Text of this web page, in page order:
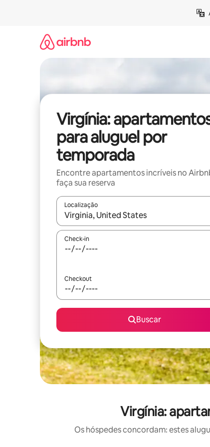
Virgínia:
para aluguel por
temporada
Encontre apartamentos incríveis no
faça sua reserva
Localização
Quando os resultados estiverem
Check-in
Checkout
Buscar
Virgínia:
Os hóspedes concordam: estes